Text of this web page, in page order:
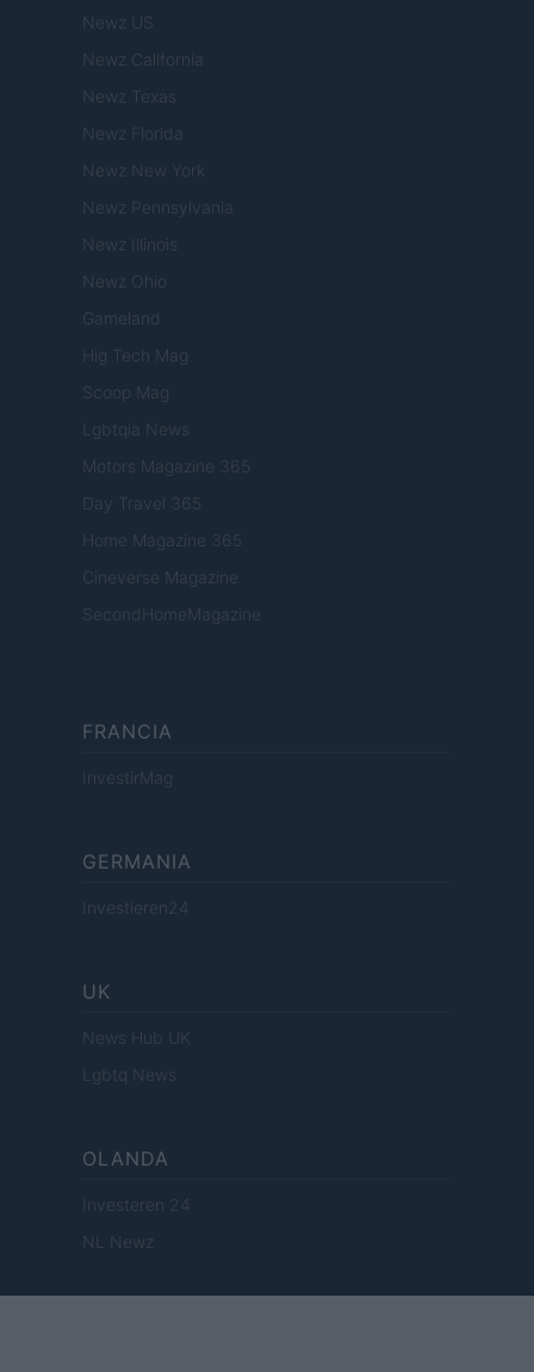
Newz US
Newz California
Newz Texas
Newz Florida
Newz New York
Newz Pennsylvania
Newz Illinois
Newz Ohio
Gameland
Hig Tech Mag
Scoop Mag
Lgbtqia News
Motors Magazine 365
Day Travel 365
Home Magazine 365
Cineverse Magazine
SecondHomeMagazine
FRANCIA
InvestirMag
GERMANIA
Investieren24
UK
News Hub UK
Lgbtq News
OLANDA
Investeren 24
NL Newz